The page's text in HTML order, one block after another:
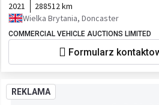
2021
288512 km
Wielka Brytania, Doncaster
COMMERCIAL VEHICLE AUCTIONS LIMITED
Formularz
REKLAMA